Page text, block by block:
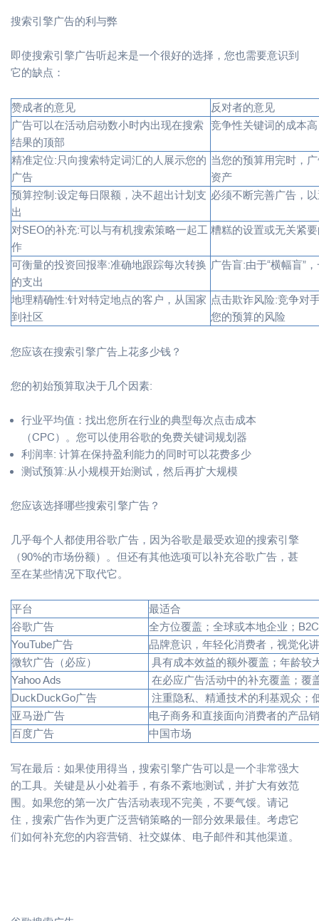
搜索引擎广告的利与弊
即使搜索引擎广告听起来是一个很好的选择，您也需要意识到
它的缺点：
赞成者的意见
反对者的意见
广告可以在活动启动数小时内出现在搜索
结果的顶部
竞争性关键词的成本高
精准定位:只向搜索特定词汇的人展示您的
广告
当您的预算用完时，
资产
预算控制:设定每日限额，决不超出计划支
出
必须不断完善广告，
对SEO的补充:可以与有机搜索策略一起工
作
糟糕的设置或无关紧
可衡量的投资回报率:准确地跟踪每次转换
的支出
广告盲:由于“横幅盲”
地理精确性:针对特定地点的客户，从国家
到社区
点击欺诈风险:竞争对
您的预算的风险
您应该在搜索引擎广告上花多少钱？
您的初始预算取决于几个因素:
行业平均值：找出您所在行业的典型每次点击成本
（CPC）。您可以使用谷歌的免费关键词规划器
利润率: 计算在保持盈利能力的同时可以花费多少
测试预算:从小规模开始测试，然后再扩大规模
您应该选择哪些搜索引擎广告？
几乎每个人都使用谷歌广告，因为谷歌是最受欢迎的搜索引擎
（90%的市场份额）。但还有其他选项可以补充谷歌广告，甚
至在某些情况下取代它。
平台
最适合
谷歌广告
全方位覆盖；全球或本地企业；
YouTube广告
品牌意识，年轻化消费者，视觉化
微软广告（必应）
具有成本效益的额外覆盖；年龄较
Yahoo Ads
在必应广告活动中的补充覆盖；覆
DuckDuckGo广告
注重隐私、精通技术的利基观众；
亚马逊广告
电子商务和直接面向消费者的产品
百度广告
中国市场
写在最后：如果使用得当，搜索引擎广告可以是一个非常强大
的工具。关键是从小处着手，有条不紊地测试，并扩大有效范
围。如果您的第一次广告活动表现不完美，不要气馁。请记
住，搜索广告作为更广泛营销策略的一部分效果最佳。考虑它
们如何补充您的内容营销、社交媒体、电子邮件和其他渠道。